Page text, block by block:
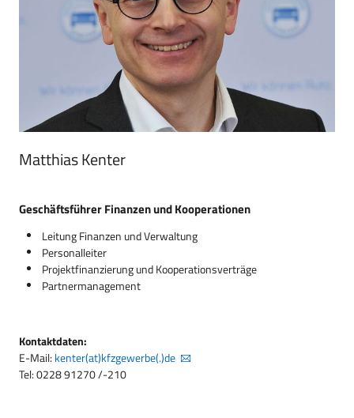
Matthias Kenter
Geschäftsführer Finanzen und Kooperationen
Leitung Finanzen und Verwaltung
Personalleiter
Projektfinanzierung und Kooperationsverträge
Partnermanagement
Kontaktdaten:
E-Mail: kenter(at)kfzgewerbe(.)de
Tel: 0228 91270 /-210